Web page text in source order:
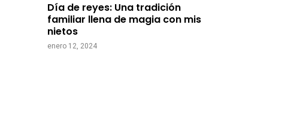
Día de reyes: Una tradición
familiar llena de magia con mis
nietos
enero 12, 2024